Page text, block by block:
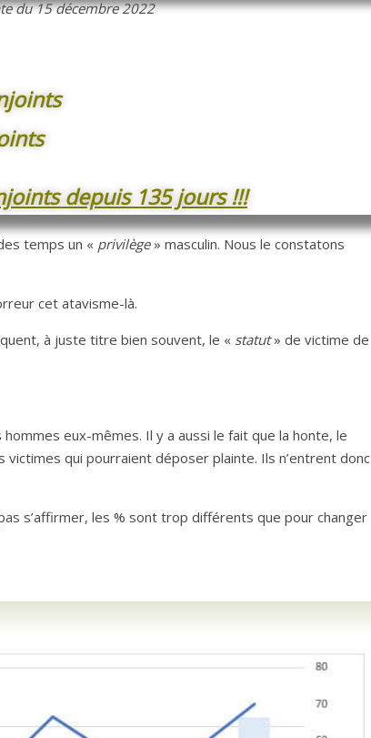
du 15 décembre 2022
depuis 135 jours !!!
temps un « privilège» masculin. Nous le constatons
cet atavisme-là.
à juste titre bien souvent, le « statut» de victime de
eux-mêmes. Il y a aussi le fait que la honte, le
victimes qui pourraient déposer plainte. Ils n’entrent donc
s’affirmer, les % sont trop différents que pour changer